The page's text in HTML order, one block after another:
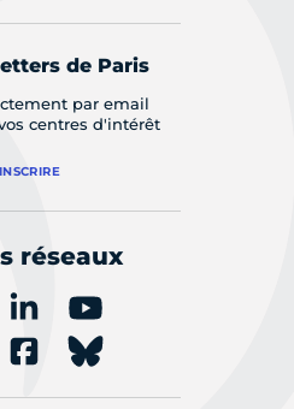
de Paris
par email
centres d'intérêt
réseaux